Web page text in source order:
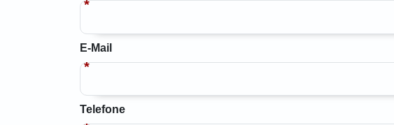
E-Mail
Telefone